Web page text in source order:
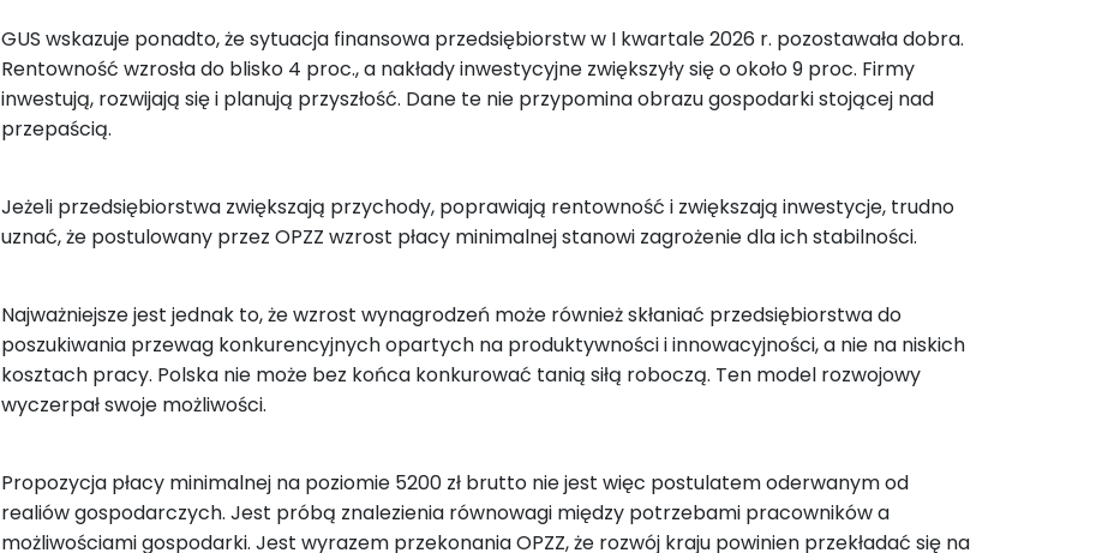
GUS wskazuje ponadto, że sytuacja finansowa przedsiębiorstw w I kwartale 2026 r. pozostawała dobra.
Rentowność wzrosła do blisko 4 proc., a nakłady inwestycyjne zwiększyły się o około 9 proc. Firmy
inwestują, rozwijają się i planują przyszłość. Dane te nie przypomina obrazu gospodarki stojącej nad
przepaścią.
Jeżeli przedsiębiorstwa zwiększają przychody, poprawiają rentowność i zwiększają inwestycje, trudno
uznać, że postulowany przez OPZZ wzrost płacy minimalnej stanowi zagrożenie dla ich stabilności.
Najważniejsze jest jednak to, że wzrost wynagrodzeń może również skłaniać przedsiębiorstwa do
poszukiwania przewag konkurencyjnych opartych na produktywności i innowacyjności, a nie na niskich
kosztach pracy. Polska nie może bez końca konkurować tanią siłą roboczą. Ten model rozwojowy
wyczerpał swoje możliwości.
Propozycja płacy minimalnej na poziomie 5200 zł brutto nie jest więc postulatem oderwanym od
realiów gospodarczych. Jest próbą znalezienia równowagi między potrzebami pracowników a
możliwościami gospodarki. Jest wyrazem przekonania OPZZ, że rozwój kraju powinien przekładać się na